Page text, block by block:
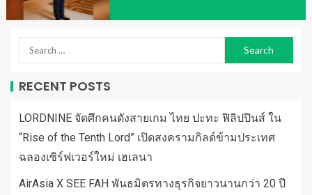
RECENT POSTS
LORDNINE จัดศึกคนดังสายเกม ไทย ปะทะ ฟิลิปปินส์ ใน
“Rise of the Tenth Lord” เปิดสงครามกิลด์ข้ามประเทศ
ฉลองเซิร์ฟเวอร์ใหม่ เฮเลนา
AirAsia X SEE FAH พันธมิตรทางธุรกิจยาวนานกว่า 20 ปี